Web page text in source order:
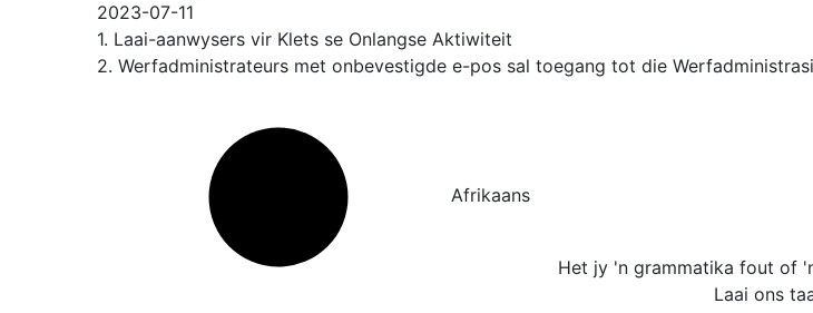
2023-07-11
1. Laai-aanwysers vir Klets se Onlangse Aktiwiteit
2. Werfadministrateurs met onbevestigde e-pos sal toegang tot die
Afrikaans
Het jy 'n grammatika fout of
Laai ons